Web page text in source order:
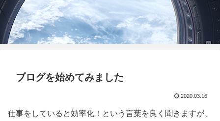
ブログを始めてみました
2020.03.16
仕事をしていると効率化！という言葉を良く聞きますが、